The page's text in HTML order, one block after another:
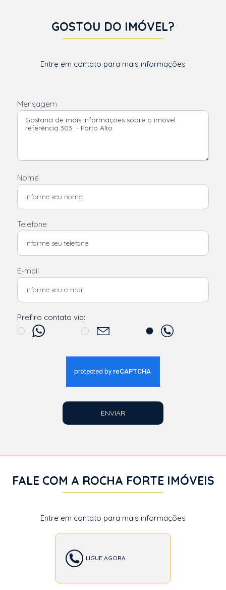
GOSTOU DO IMÓVEL?
Entre em contato para mais informações
Mensagem
Nome
Telefone
E-mail
Prefiro contato via:
ENVIAR
FALE COM A ROCHA FORTE IMÓVEIS
Entre em contato para mais informações
LIGUE AGORA